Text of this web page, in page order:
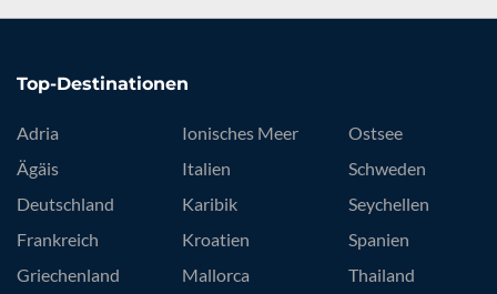
Top-Destinationen
Adria
Ägäis
Deutschland
Frankreich
Griechenland
Ionisches Meer
Italien
Karibik
Kroatien
Mallorca
Ostsee
Schweden
Seychellen
Spanien
Thailand